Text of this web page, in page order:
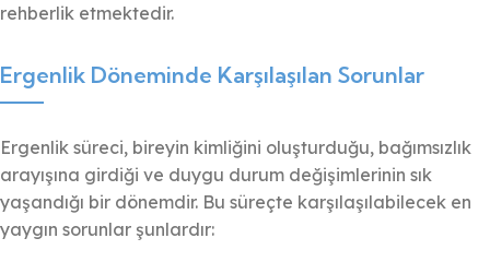
rehberlik etmektedir.
Ergenlik Döneminde Karşılaşılan Sorunlar
Ergenlik süreci, bireyin kimliğini oluşturduğu, bağımsızlık
arayışına girdiği ve duygu durum değişimlerinin sık
yaşandığı bir dönemdir. Bu süreçte karşılaşılabilecek en
yaygın sorunlar şunlardır: